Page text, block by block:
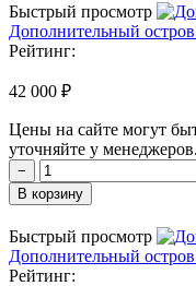
Быстрый просмотр
Дополнительный
Рейтинг:
42 000 ₽
Цены на сайте могут
уточняйте у менеджеров.
−
В корзину
Быстрый просмотр
Дополнительный
Рейтинг: